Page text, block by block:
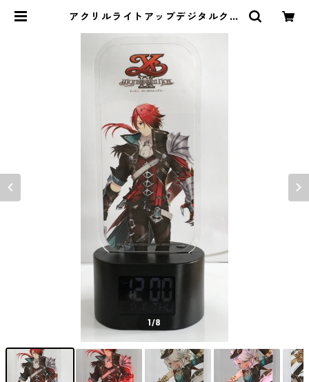
アクリルライトアップデジタルクロ
1/8